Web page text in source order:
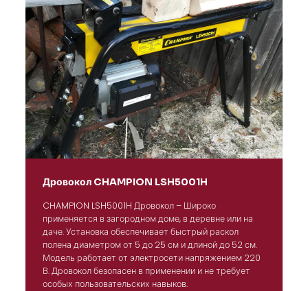
Дровокол CHAMPION LSH5001H
CHAMPION LSH5001H Дровокол – Широко
применяется в загородном доме, в деревне или на
даче. Установка обеспечивает быстрый раскол
полена диаметром от 5 до 25 см и длиной до 52 см.
Модель работает от электросети напряжением 220
В. Дровокол безопасен в применении и не требует
особых пользовательских навыков.